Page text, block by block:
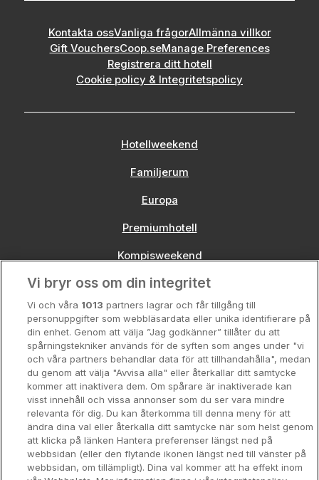
Kontakta ossVanliga frågorAllmänna villkor
Gift VouchersCoop.seManage Preferences
Registrera ditt hotell
Cookie policy & Integritetspolicy
Hotellweekend
Familjerum
Europa
Premiumhotell
Kompisweekend
Storstadsweekend
Hotellrum under 995 kr
Spahotell
Sydsverige
Om Hotellpremien
Nya hotell
Stadsweekend
Vi bryr oss om din integritet
Vi och våra 1013 partners lagrar och får tillgång till
personuppgifter som webbläsardata eller unika identifierare på
din enhet. Genom att välja ”Jag godkänner” tillåter du att
spårningstekniker används för de syften som anges under "vi
och våra partners behandlar data för att tillhandahålla", medan
du genom att välja "Avvisa alla" eller återkallar ditt samtycke
kommer att inaktivera dem. Om spårare är inaktiverade kan
visst innehåll och vissa annonser som du ser vara mindre
relevanta för dig. Du kan återkomma till denna meny för att
ändra dina val eller återkalla ditt samtycke när som helst genom
att klicka på länken Hantera preferenser längst ned på
webbsidan (eller den flytande ikonen längst ned till vänster på
webbsidan, om tillämpligt). Dina val kommer att ha effekt inom